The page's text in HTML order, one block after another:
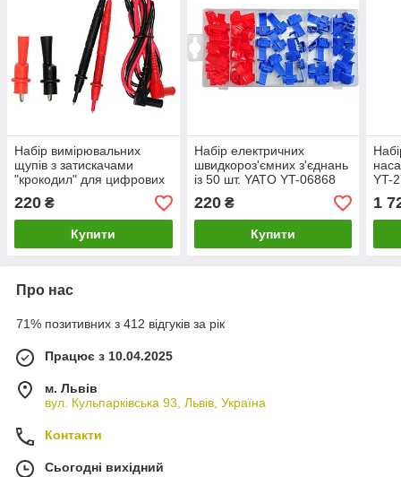
Набір вимірювальних
щупів з затискачами
"крокодил" для цифрових
лічильників YATO YT-
73078
220 ₴
Купити
Набір електричних
швидкороз'ємних з'єднань
із 50 шт. YATO YT-06868
220₴
Купити
YT-
1
Про нас
71% позитивних з 412 відгуків за рік
Працює з 10.04.2025
м. Львів
вул. Кульпарківська 93, Львів, Україна
Контакти
Сьогодні вихідний